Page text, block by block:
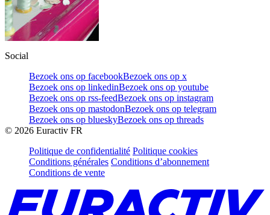
Social
Bezoek ons op facebookBezoek ons op x
Bezoek ons op linkedinBezoek ons op youtube
Bezoek ons op rss-feedBezoek ons op instagram
Bezoek ons op mastodonBezoek ons op telegram
Bezoek ons op blueskyBezoek ons op threads
© 2026 Euractiv FR
Politique de confidentialité Politique cookies
Conditions générales Conditions d’abonnement
Conditions de vente